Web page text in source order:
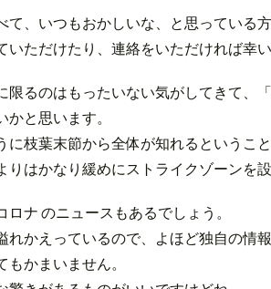
て、いつもおかしいな、と思っている
いただけたり、連絡をいただければ幸い
限るのはもったいない気がしてきて、
かと思います。
に枝葉末節から全体が知れるというこ
りはかなり緩めにストライクゾーンを
ロナ のニュースもあるでしょう。
れかえっているので、よほど独自の情
かまいません。